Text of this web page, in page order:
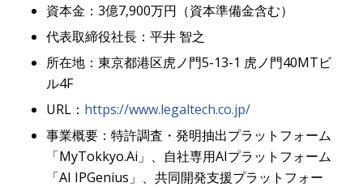
資本金：3億7,900万円（資本準備金含む）
代表取締役社長：平井 智之
所在地：東京都港区虎ノ門5-13-1 虎ノ門40MTビ
ル4F
URL： https://www.legaltech.co.jp/
事業概要：特許調査・発明抽出プラットフォーム
「MyTokkyo.Ai」、自社専用AIプラットフォーム
「AI IPGenius」、共同開発支援プラットフォー